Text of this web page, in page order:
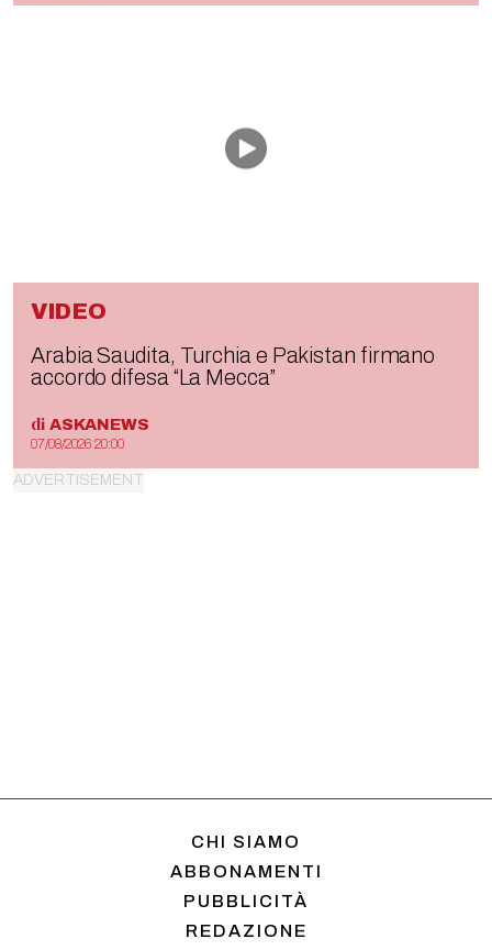
VIDEO
Arabia Saudita, Turchia e Pakistan firmano
accordo difesa “La Mecca”
di ASKANEWS
07/08/2026 20:00
CHI SIAMO
ABBONAMENTI
PUBBLICITÀ
REDAZIONE